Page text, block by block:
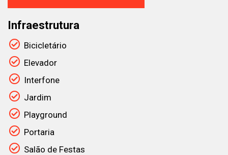
Infraestrutura
Bicicletário
Elevador
Interfone
Jardim
Playground
Portaria
Salão de Festas